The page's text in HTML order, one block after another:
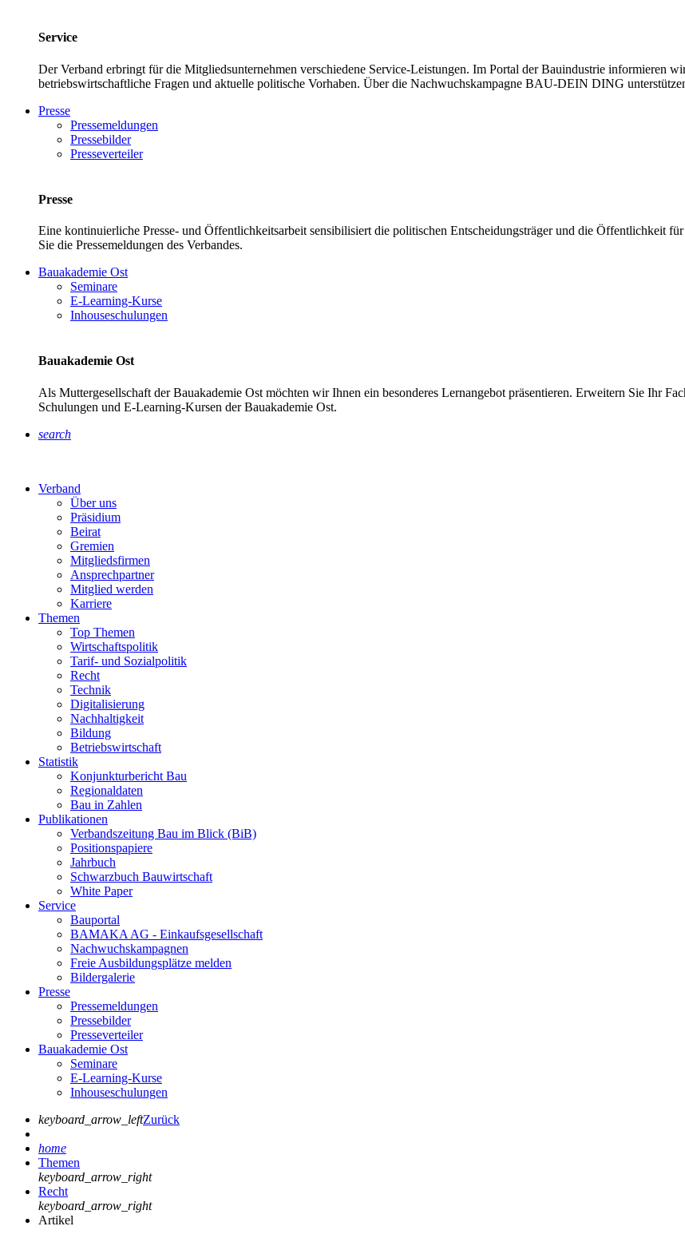
Service
Der Verband erbringt für die Mitgliedsunternehmen verschiedene Service-Leistungen. Im Portal der Bauindustrie informieren
betriebswirtschaftliche Fragen und aktuelle politische Vorhaben. Über die Nachwuchskampagne BAU-DEIN DING
Presse
Pressemeldungen
Pressebilder
Presseverteiler
Presse
Eine kontinuierliche Presse- und Öffentlichkeitsarbeit sensibilisiert die politischen Entscheidungsträger und die Öffentlichkeit
Sie die Pressemeldungen des Verbandes.
Bauakademie Ost
Seminare
E-Learning-Kurse
Inhouseschulungen
Bauakademie Ost
Als Muttergesellschaft der Bauakademie Ost möchten wir Ihnen ein besonderes Lernangebot präsentieren. Erweitern Sie Ihr
Schulungen und E-Learning-Kursen der Bauakademie Ost.
search
Verband
Über uns
Präsidium
Beirat
Gremien
Mitgliedsfirmen
Ansprechpartner
Mitglied werden
Karriere
Themen
Top Themen
Wirtschaftspolitik
Tarif- und Sozialpolitik
Recht
Technik
Digitalisierung
Nachhaltigkeit
Bildung
Betriebswirtschaft
Statistik
Konjunkturbericht Bau
Regionaldaten
Bau in Zahlen
Publikationen
Verbandszeitung Bau im Blick (BiB)
Positionspapiere
Jahrbuch
Schwarzbuch Bauwirtschaft
White Paper
Service
Bauportal
BAMAKA AG - Einkaufsgesellschaft
Nachwuchskampagnen
Freie Ausbildungsplätze melden
Bildergalerie
Presse
Pressemeldungen
Pressebilder
Presseverteiler
Bauakademie Ost
Seminare
E-Learning-Kurse
Inhouseschulungen
keyboard_arrow_leftZurück
home
Themen
keyboard_arrow_right
Recht
keyboard_arrow_right
Artikel